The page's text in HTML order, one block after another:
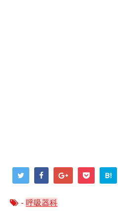
B!
- 呼吸器科